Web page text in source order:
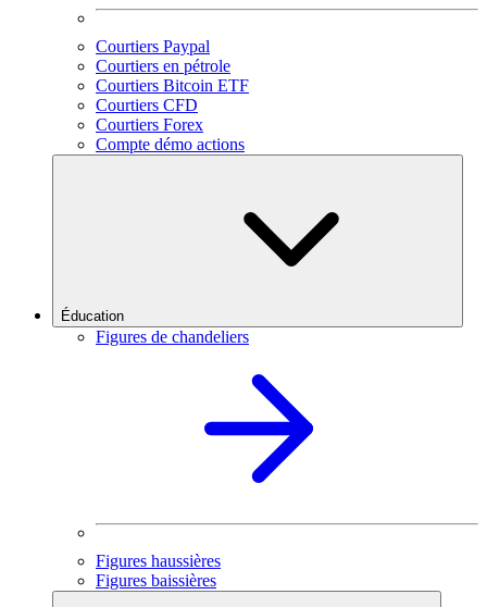
Courtiers Paypal
Courtiers en pétrole
Courtiers Bitcoin ETF
Courtiers CFD
Courtiers Forex
Compte démo actions
Éducation
Figures de chandeliers
Figures haussières
Figures baissières